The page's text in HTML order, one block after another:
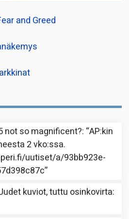
and Greed
not so magnificent?: “AP:kin
2 vko:ssa.
uutiset/a/93bb923e-
”
kuviot, tuttu osinkovirta: